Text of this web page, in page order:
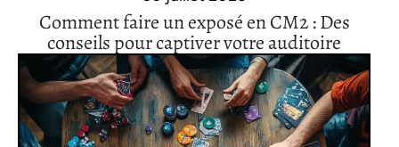
Comment faire un exposé en CM2 : Des
conseils pour captiver votre auditoire